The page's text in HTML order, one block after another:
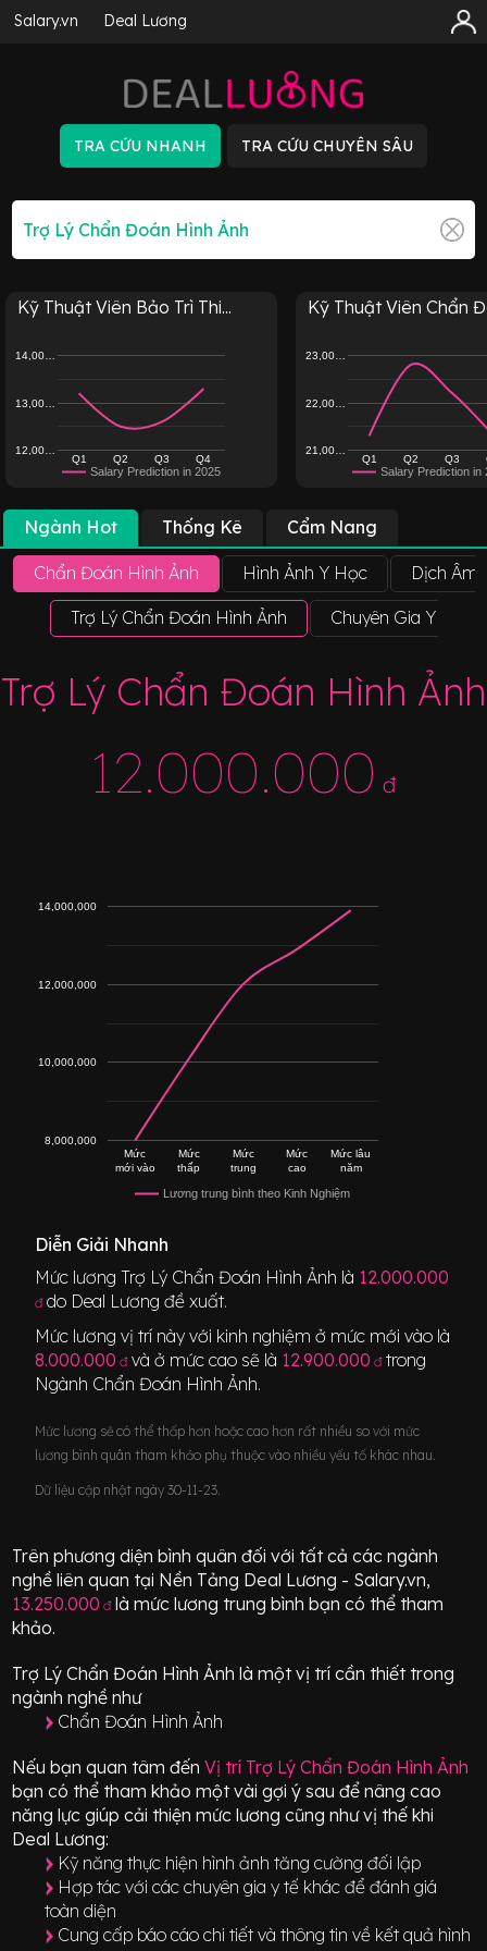
Salary.vn Deal Lương
Kỹ Thuật Viên Bảo Trì Thi...
Salary Prediction in 2025
Q1 Q2 Q3 Q4
12,00…
13,00…
14,00…
Kỹ Thuật Viên Chẩn
Salary Prediction in
Q1 Q2 Q3
21,00…
22,00…
23,00…
Ngành Hot Thống Kê Cẩm Nang
Chẩn Đoán Hình Ảnh Hình Ảnh Y Học Dịch Âm
Trợ Lý Chẩn Đoán Hình Ảnh Chuyên Gia Y Học
Trợ Lý Chẩn Đoán Hình Ảnh
12.000.000 đ
Lương trung bình theo Kinh Nghiệm
Mức
mới vào
Mức
thấp
Mức
trung
Mức
cao
Mức lâu
năm
8,000,000
10,000,000
12,000,000
14,000,000
Diễn Giải Nhanh
Mức lươngTrợ Lý Chẩn Đoán Hình Ảnh là 12.000.000
đdo Deal Lương đề xuất.
Mức lương vị trí này với kinh nghiệm ở mức mới vào là
8.000.000 đ và ở mức cao sẽ là 12.900.000 đ trong
Ngành Chẩn Đoán Hình Ảnh.
Mức lương sẽ có thể thấp hơn hoặc cao hơn rất nhiều so với mức
lương bình quân tham khảo phụ thuộc vào nhiều yếu tố khác nhau.
Dữ liệu cập nhật ngày 30-11-23.
Trên phương diện bình quân đối với tất cả các ngành
nghề liên quan tại Nền Tảng Deal Lương - Salary.vn,
13.250.000 đlà mức lương trung bình bạn có thể tham
khảo.
Trợ Lý Chẩn Đoán Hình Ảnh là một vị trícần thiết trong
ngành nghề như
Chẩn Đoán Hình Ảnh
Nếu bạn quan tâm đến Vị trí Trợ Lý Chẩn Đoán Hình Ảnh
bạn có thể tham khảo một vài gợi ý sau để nâng cao
năng lực giúp cải thiện mức lương cũng như vị thế khi
Deal Lương:
Kỹ năng thực hiện hình ảnh tăng cường đối lập
Hợp tác với các chuyên gia y tế khác để đánh giá
toàn diện
Cung cấp báo cáo chi tiết và thông tin về kết quả hình